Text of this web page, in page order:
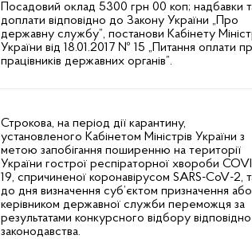
Посадовий оклад 5300 грн 00 коп; надбавки
доплати відповідно до Закону України „Про
державну службу”, постанови Кабінету
України від 18.01.2017 № 15 „Питання оплати
працівників державних органів”.
Строкова, на період дії карантину,
установленого Кабінетом Міністрів України з
метою запобігання поширенню на території
України гострої респіраторної хвороби
19, спричиненої коронавірусом SARS-CoV-2,
до дня визначення суб’єктом призначення або
керівником державної служби переможця за
результатами конкурсного відбору
законодавства.